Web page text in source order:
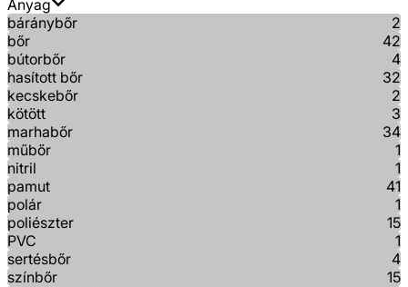
Anyag
báránybőr
2
bőr
42
bútorbőr
4
hasított bőr
32
kecskebőr
2
kötött
3
marhabőr
34
műbőr
1
nitril
1
pamut
41
polár
1
poliészter
15
PVC
1
sertésbőr
4
színbőr
15